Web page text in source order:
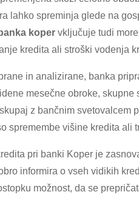
lahko spreminja glede na
koper vključuje tudi
kredita ali stroški vodenja
in analizirane, banka
mesečne obroke, skupne
z bančnim svetovalcem
spremembe višine kredita ali
pri banki Koper je
informira o vseh vidikih
možnost, da se